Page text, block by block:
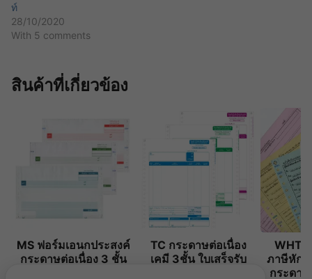
ท์
28/10/2020
With 5 comments
สินค้าที่เกี่ยวข้อง
MS ฟอร์มเอนกประสงค์
กระดาษต่อเนื่อง 3 ชั้น
TC กระดาษต่อเนื่อง
เคมี 3ชั้น ใบเสร็จรับ
WHT
ภาษีหัก
กระดา